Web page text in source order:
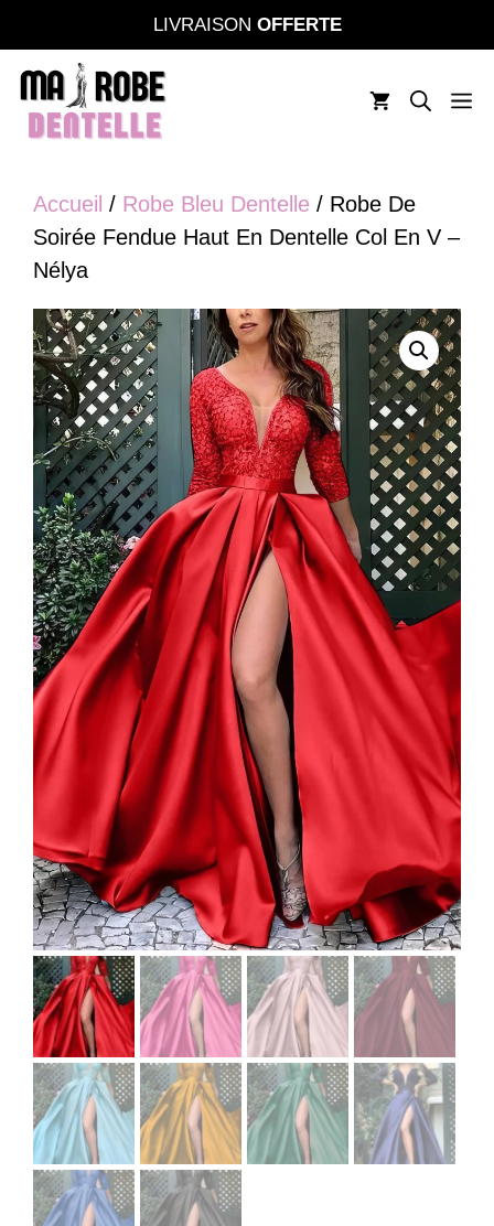
au
contenu
LIVRAISON OFFERTE
Accueil / Robe Bleu Dentelle / Robe De
Soirée Fendue Haut En Dentelle Col En V –
Nélya